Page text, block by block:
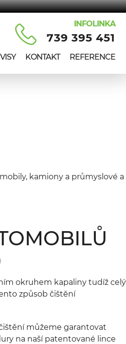
INFOLINKA
739 395 451
KONTAKT REFERENCE
kamiony a průmyslové a
okruhem kapaliny tudíž celý
způsob čištění
můžeme garantovat
na naší patentované lince